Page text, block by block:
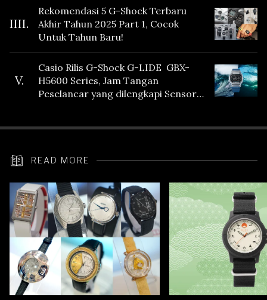
IIII.
Rekomendasi 5 G-Shock Terbaru
Akhir Tahun 2025 Part 1, Cocok
Untuk Tahun Baru!
V.
Casio Rilis G-Shock G-LIDE GBX-
H5600 Series, Jam Tangan
Peselancar yang dilengkapi Sensor
READ MORE